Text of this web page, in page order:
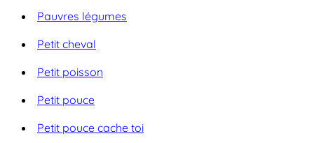
Pauvres légumes
Petit cheval
Petit poisson
Petit pouce
Petit pouce cache toi